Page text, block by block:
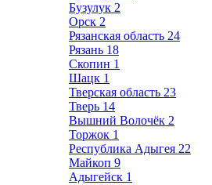
Бузулук 2
Орск 2
Рязанская область 24
Рязань 18
Скопин 1
Шацк 1
Тверская область 23
Тверь 14
Вышний Волочёк 2
Торжок 1
Республика Адыгея 22
Майкоп 9
Адыгейск 1